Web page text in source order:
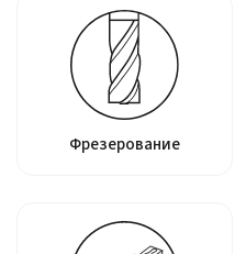
Фрезерование